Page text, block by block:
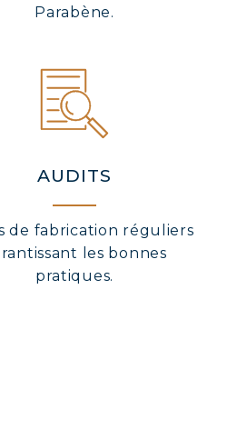
Parabène.
AUDITS
de fabrication réguliers
les bonnes
pratiques.